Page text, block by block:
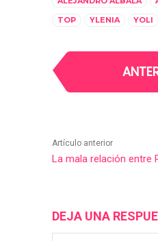
TOP
YLENIA YOLI
Artículo anterior
La mala relación entre
DEJA UNA